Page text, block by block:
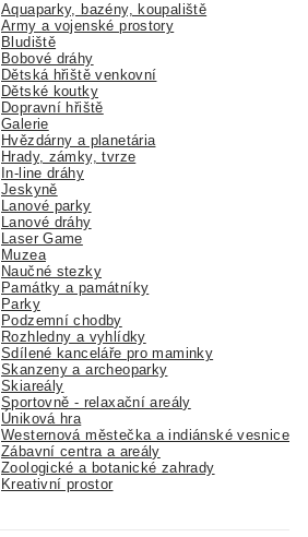
Aquaparky, bazény, koupaliště
Army a vojenské prostory
Bludiště
Bobové dráhy
Dětská hřiště venkovní
Dětské koutky
Dopravní hřiště
Galerie
Hvězdárny a planetária
Hrady, zámky, tvrze
In-line dráhy
Jeskyně
Lanové parky
Lanové dráhy
Laser Game
Muzea
Naučné stezky
Památky a památníky
Parky
Podzemní chodby
Rozhledny a vyhlídky
Sdílené kanceláře pro maminky
Skanzeny a archeoparky
Skiareály
Sportovně - relaxační areály
Úniková hra
Westernová městečka a indiánské vesnice
Zábavní centra a areály
Zoologické a botanické zahrady
Kreativní prostor